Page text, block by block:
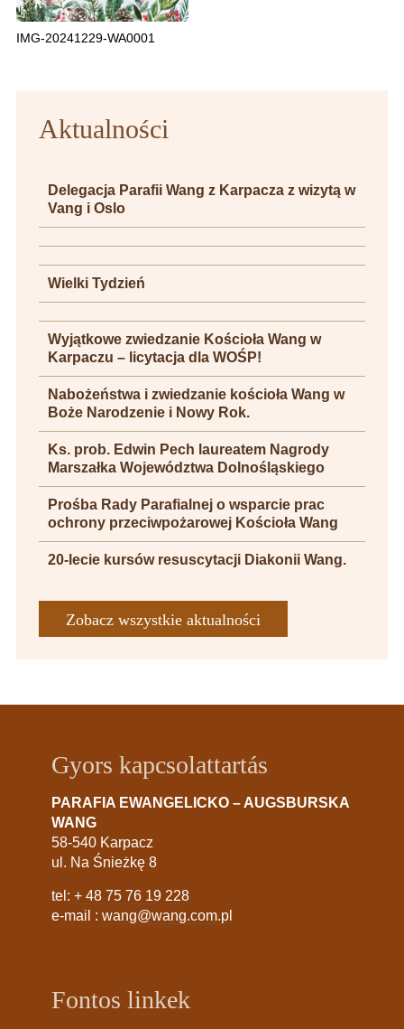
IMG-20241229-WA0001
Aktualności
Delegacja Parafii Wang z Karpacza z wizytą w
Vang i Oslo
Wielki Tydzień
Wyjątkowe zwiedzanie Kościoła Wang w
Karpaczu – licytacja dla WOŚP!
Nabożeństwa i zwiedzanie kościoła Wang w
Boże Narodzenie i Nowy Rok.
Ks. prob. Edwin Pech laureatem Nagrody
Marszałka Województwa Dolnośląskiego
Prośba Rady Parafialnej o wsparcie prac
ochrony przeciwpożarowej Kościoła Wang
20-lecie kursów resuscytacji Diakonii Wang.
Zobacz wszystkie aktualności
Gyors kapcsolattartás
PARAFIA EWANGELICKO – AUGSBURSKA
WANG
58-540 Karpacz
ul. Na Śnieżkę 8
tel: + 48 75 76 19 228
e-mail : wang@wang.com.pl
Fontos linkek